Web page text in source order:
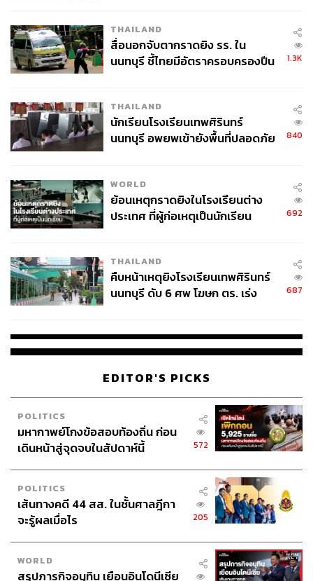
ที่แห่งเดียวที่ในเวลานี้ยังมีคนพลุกพล่านคือซูเปอร์มาร์เก็ต ไม่
ว่าประธานาธิบดีทรัมป์จะทั้งประกาศในการแถลงข่าว และ
วิกฤตในครั้งนี้ และจะมีการเติมสินค้าเรื่อยๆ แต่ข้อความ
และไข่ไก่ ตลอดจนชั้นวางบะหมี่กึ่งสำเร็จรูปว่างเปล่า สภาวะ
เช่นนี้ไม่ได้เกิดขึ้นกับ H-Mart ซึ่งเป็นซูเปอร์มาร์เก็ตเกาหลีที่
ใหญ่เป็นอันดับต้นๆ ในโคเรียทาวน์นี้เป็นอย่างเดียวเท่านั้น แต่
ซูเปอร์มาร์เก็ตอื่นๆ รวมถึงร้านสะดวกซื้อก็เผชิญกับภาวะ
สินค้า โดยเฉพาะทิชชูหมดคลังสินค้าเช่นเดียวกัน
THAILAND
สื่อนอกจับตากราดยิง รร. ใน
นนทบุรี ชี้ไทยมีอัตราครอบครองปืน
1.3K
THAILAND
นักเรียนโรงเรียนเทพศิรินทร์
นนทบุรี อพยพเข้ายังพื้นที่ปลอดภัย
840
WORLD
ย้อนเหตุกราดยิงในโรงเรียนต่าง
ประเทศ ที่ผู้ก่อเหตุเป็นนักเรียน
692
THAILAND
คืบหน้าเหตุยิงโรงเรียนเทพศิรินทร์
นนทบุรี ดับ 6 ศพ โฆษก ตร. เร่ง
687
EDITOR'S PICKS
POLITICS
มหากาพย์โกงข้อสอบท้องถิ่น ก่อน
เดินหน้าสู่จุดจบในสัปดาห์นี้
572
POLITICS
เส้นทางคดี 44 สส. ในชั้นศาลฎีกา
จะรู้ผลเมื่อไร
205
WORLD
สรุปภารกิจอนุทิน เยือนอินโดนีเซีย